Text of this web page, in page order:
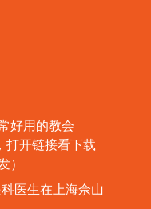
好用的教会
打开链接看下载
）
科医生在上海佘山